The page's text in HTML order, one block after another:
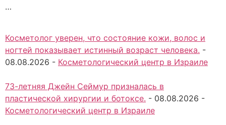
…
Косметолог уверен, что состояние кожи, волос и
ногтей показывает истинный возраст человека. -
08.08.2026 - Косметологический центр в Израиле
73-летняя Джейн Сеймур призналась в
пластической хирургии и ботоксе. - 08.08.2026 -
Косметологический центр в Израиле